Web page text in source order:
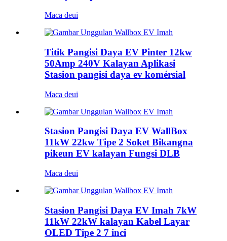
Maca deui
Titik Pangisi Daya EV Pinter 12kw
50Amp 240V Kalayan Aplikasi
Stasion pangisi daya ev komérsial
Maca deui
Stasion Pangisi Daya EV WallBox
11kW 22kw Tipe 2 Soket Bikangna
pikeun EV kalayan Fungsi DLB
Maca deui
Stasion Pangisi Daya EV Imah 7kW
11kW 22kW kalayan Kabel Layar
OLED Tipe 2 7 inci